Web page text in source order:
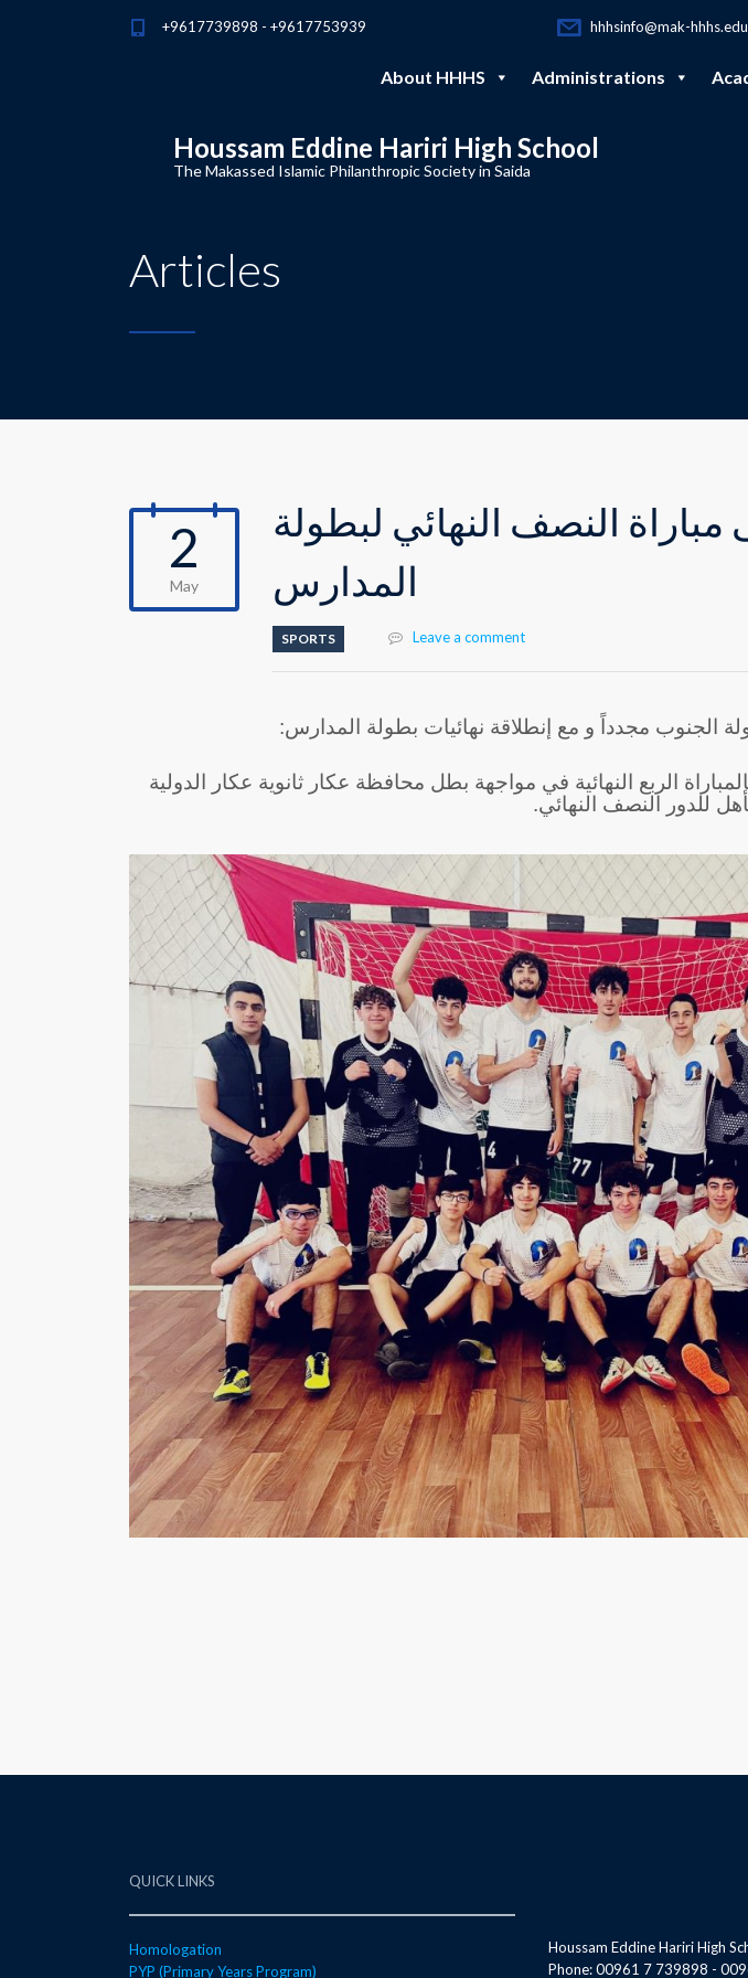
+9617739898 - +9617753939 hhhsinfo@mak-
About HHHS Administrations
Houssam Eddine Hariri High School
The Makassed Islamic Philanthropic Society in Saida
Articles
2
May
مباراة النصف النهائي لبطولة
المدارس
SPORTS Leave a comment
الجنوب مجدداً و مع إنطلاقة نهائيات بطولة المدارس:
الربع النهائية في مواجهة بطل محافظة عكار ثانوية عكار الدولية
QUICK LINKS
Homologation
PYP (Primary Years Program)
Houssam Eddine Hariri High
Phone: 00961 7 739898 -